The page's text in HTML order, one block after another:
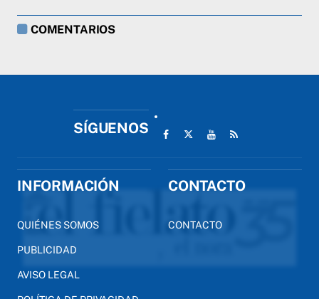
COMENTARIOS
SÍGUENOS
INFORMACIÓN
QUIÉNES SOMOS
PUBLICIDAD
AVISO LEGAL
CONTACTO
CONTACTO